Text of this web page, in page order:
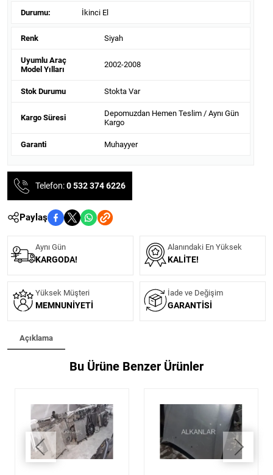
Durumu: İkinci El
Renk Siyah
Uyumlu Araç
Model Yılları
2002-2008
Stok Durumu Stokta Var
Kargo Süresi
Depomuzdan Hemen Teslim / Aynı Gün
Kargo
Garanti Muhayyer
Telefon:0 532 374 6226
Paylaş
Aynı Gün
KARGODA!
Alanındaki En Yüksek
KALITE!
Yüksek Müşteri
MEMNUNIYETI
İade ve Değişim
GARANTISI
Açıklama
Bu Ürüne Benzer Ürünler